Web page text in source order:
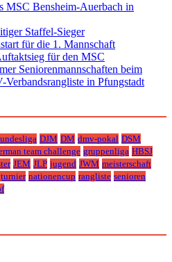
MSC Bensheim-Auerbach in
Staffel-Sieger
für die 1. Mannschaft
für den MSC
Seniorenmannschaften beim
Verbandsrangliste in Pfungstadt
DJM DM dmv-pokal DSM
team challenge gruppenliga HBSJ
JEM JLP jugend JWM meisterschaft
nationencup rangliste senioren